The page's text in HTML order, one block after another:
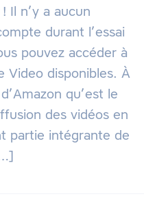
Il n’y a aucun
durant l’essai
pouvez accéder à
Video disponibles. À
qu’est le
des vidéos en
partie intégrante de